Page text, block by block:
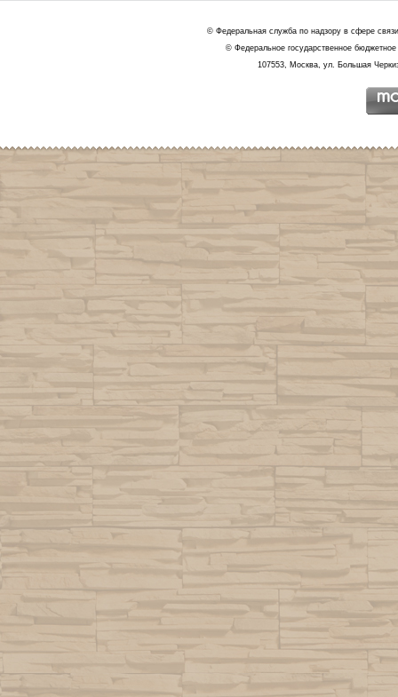
© Федеральная служба по надзору в сфере
© Федеральное государственное
107553, Москва, ул. Большая